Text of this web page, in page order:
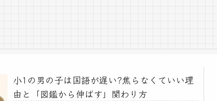
小1の男の子は国語が遅い?焦らなくていい理
由と「図鑑から伸ばす」関わり方